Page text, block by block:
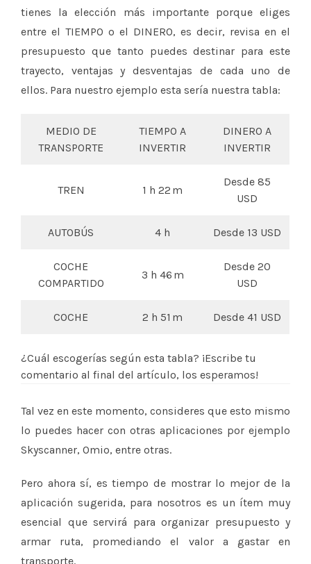
tienes la elección más importante porque eliges
entre el TIEMPO o el DINERO, es decir, revisa en el
presupuesto que tanto puedes destinar para este
trayecto, ventajas y desventajas de cada uno de
ellos. Para nuestro ejemplo esta sería nuestra tabla:
MEDIO DE
TRANSPORTE
TIEMPO A
INVERTIR
DINERO A
INVERTIR
TREN 1 h 22 m
Desde 85
USD
AUTOBÚS 4 h Desde 13 USD
COCHE
COMPARTIDO
3 h 46 m
Desde 20
USD
COCHE 2 h 51 m Desde 41 USD
¿Cuál escogerías según esta tabla? ¡Escribe tu
comentario al final del artículo, los esperamos!
Tal vez en este momento, consideres que esto mismo
lo puedes hacer con otras aplicaciones por ejemplo
Skyscanner, Omio, entre otras.
Pero ahora sí, es tiempo de mostrar lo mejor de la
aplicación sugerida, para nosotros es un ítem muy
esencial que servirá para organizar presupuesto y
armar ruta, promediando el valor a gastar en
transporte.